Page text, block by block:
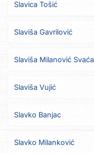
Slavica Tošić
Slaviša Gavrilović
Slaviša Milanović Svaća
Slaviša Vujić
Slavko Banjac
Slavko Milanković